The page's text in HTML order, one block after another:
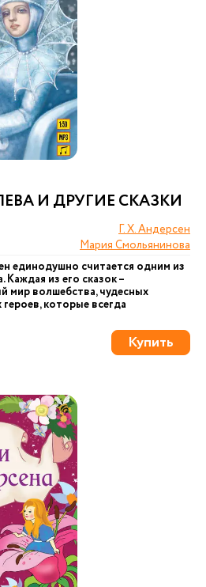
И ДРУГИЕ СКАЗКИ
Г. Х. Андерсен
Мария Смольянинова
единодушно считается одним из
из его сказок –
мир волшебства, чудесных
которые всегда
Купить